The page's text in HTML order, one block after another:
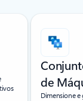
de
Dimensione